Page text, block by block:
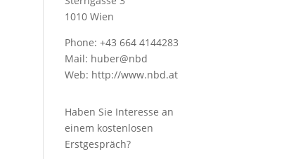
1010 Wien
Phone: +43 664 4144283
Mail: huber@nbd
Web: http://www.nbd.at
Haben Sie Interesse an
einem kostenlosen
Erstgespräch?